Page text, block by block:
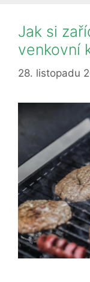
Jak si
venkovní
28. listopadu